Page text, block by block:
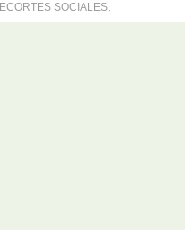
SOCIALES.